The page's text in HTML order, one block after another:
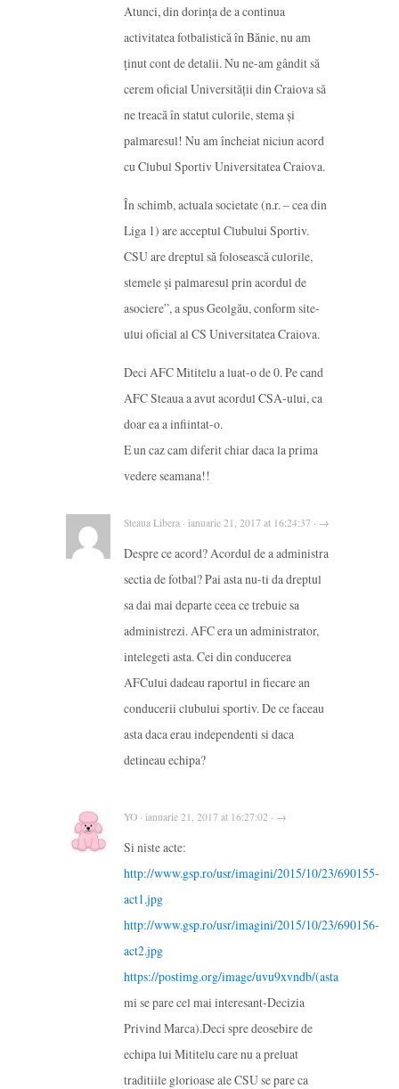
Atunci, din dorinţa de a continua
activitatea fotbalistică în Bănie, nu am
ţinut cont de detalii. Nu ne-am gândit să
cerem oficial Universităţii din Craiova să
ne treacă în statut culorile, stema şi
palmaresul! Nu am încheiat niciun acord
cu Clubul Sportiv Universitatea Craiova.
În schimb, actuala societate (n.r. – cea din
Liga 1) are acceptul Clubului Sportiv.
CSU are dreptul să folosească culorile,
stemele şi palmaresul prin acordul de
asociere”, a spus Geolgău, conform site-
ului oficial al CS Universitatea Craiova.
Deci AFC Mititelu a luat-o de 0. Pe cand
AFC Steaua a avut acordul CSA-ului, ca
doar ea a infiintat-o.
E un caz cam diferit chiar daca la prima
vedere seamana!!
Steaua Libera · ianuarie 21, 2017 at 16:24:37 · →
Despre ce acord? Acordul de a administra
sectia de fotbal? Pai asta nu-ti da dreptul
sa dai mai departe ceea ce trebuie sa
administrezi. AFC era un administrator,
intelegeti asta. Cei din conducerea
AFCului dadeau raportul in fiecare an
conducerii clubului sportiv. De ce faceau
asta daca erau independenti si daca
detineau echipa?
YO · ianuarie 21, 2017 at 16:27:02 · →
Si niste acte:
http://www.gsp.ro/usr/imagini/2015/10/23/690155-
act1.jpg
http://www.gsp.ro/usr/imagini/2015/10/23/690156-
act2.jpg
https://postimg.org/image/uvu9xvndb/(asta
mi se pare cel mai interesant-Decizia
Privind Marca).Deci spre deosebire de
echipa lui Mititelu care nu a preluat
traditiile glorioase ale CSU se pare ca